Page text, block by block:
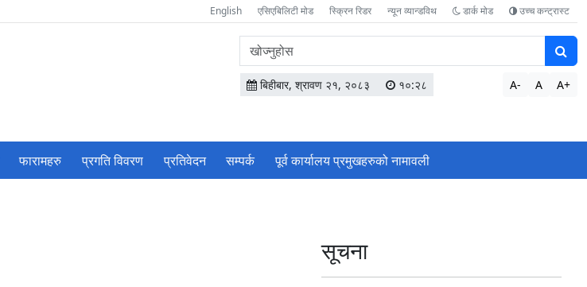
English एसिएबिलिटी मोड स्क्रिन रिडर न्यून व्यान्डविथ डार्क मोड उच्च कन्ट्रास्ट
वेबसाइटमा
सामग्री
खोज्नुहोस
बिहीबार, श्रावण २१, २०८३ १०:२८ A- A A+
फारामहरु प्रगति विवरण प्रतिवेदन सम्पर्क पूर्व कार्यालय प्रमुखहरुको नामावली
सूचना